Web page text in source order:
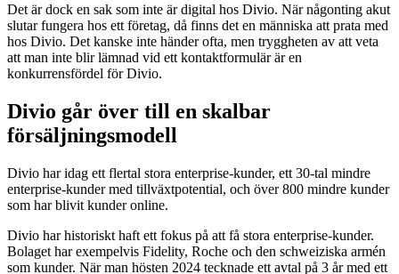
Det är dock en sak som inte är digital hos Divio. När någonting akut
slutar fungera hos ett företag, då finns det en människa att prata med
hos Divio. Det kanske inte händer ofta, men tryggheten av att veta
att man inte blir lämnad vid ett kontaktformulär är en
konkurrensfördel för Divio.
Divio går över till en skalbar
försäljningsmodell
Divio har idag ett flertal stora enterprise-kunder, ett 30-tal mindre
enterprise-kunder med tillväxtpotential, och över 800 mindre kunder
som har blivit kunder online.
Divio har historiskt haft ett fokus på att få stora enterprise-kunder.
Bolaget har exempelvis Fidelity, Roche och den schweiziska armén
som kunder. När man hösten 2024 tecknade ett avtal på 3 år med ett